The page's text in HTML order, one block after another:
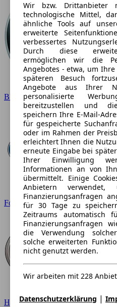
BMW
Ford
Hyundai
Wir bzw. Drittanbieter
technologische Mittel,
ähnliche Tools auf
erweiterte
verbessertes
Durch diese
ermöglichen wir die
Angebotes - etwa, um
späteren Besuch
Angebote aus Ihrer
personalisierte
bereitzustellen und
speichern Ihre E-Mail-
für gespeicherte
oder im Rahmen der
erleichtert Ihnen die
erneute Eingabe bei
Ihrer Einwilligung
Informationen an von
übermittelt. Einige
Anbietern
Finanzierungsanfragen
für 30 Tage zu
Zeitraums automatisch
Finanzierungsanfragen
die Verwendung
solche erweiterten
nicht genutzt werden.
Wir arbeiten mit 228
Datenschutzerklärung |